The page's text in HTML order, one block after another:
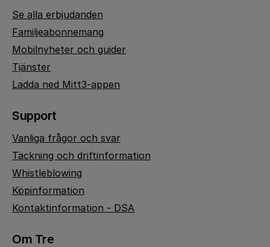
Se alla erbjudanden
Familjeabonnemang
Mobilnyheter och guider
Tjänster
Ladda ned Mitt3-appen
Support
Vanliga frågor och svar
Täckning och driftinformation
Whistleblowing
Köpinformation
Kontaktinformation - DSA
Om Tre